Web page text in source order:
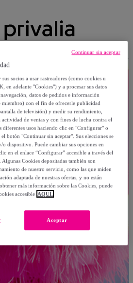
socios a usar rastreadores (como cookies u
en adelante "Cookies") y a procesar sus datos
datos de pedidos e información
miembro) con el fin de ofrecerle publicidad
de televisión) y medir su rendimiento,
actividad de ventas y con fines de lucha contra el
diferentes usos haciendo clic en "Configurar" o
botón "Continuar sin aceptar". Sus elecciones se
o dispositivo. Puede cambiar sus opciones en
en el enlace “Configurar” accesible a través del
Cookies depositadas también son
de nuestro servicio, como las que miden
adaptada de nuestras ofertas, y no están
más información sobre las Cookies, puede
accesible AQUÍ.
Aceptar
Continuar sin aceptar